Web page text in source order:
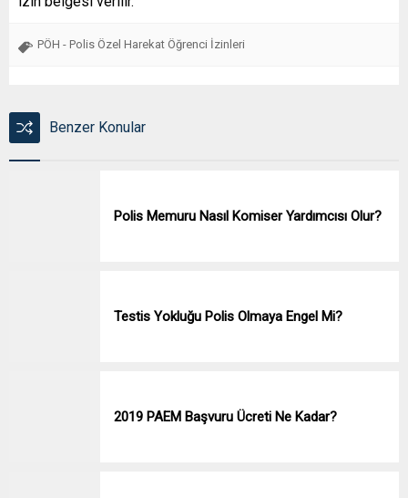
PÖH - Polis Özel Harekat Öğrenci İzinleri
Benzer Konular
Polis Memuru Nasıl Komiser Yardımcısı Olur?
Testis Yokluğu Polis Olmaya Engel Mi?
2019 PAEM Başvuru Ücreti Ne Kadar?